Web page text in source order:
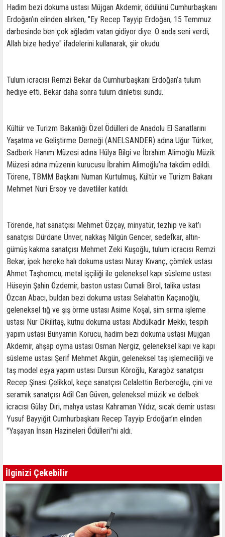
Hadim bezi dokuma ustası Müjgan Akdemir, ödülünü Cumhurbaşkanı
Erdoğan’ın elinden alırken, "Ey Recep Tayyip Erdoğan, 15 Temmuz
darbesinde ben çok ağladım vatan gidiyor diye. O anda seni verdi,
Allah bize hediye" ifadelerini kullanarak, şiir okudu.
Tulum icracısı Remzi Bekar da Cumhurbaşkanı Erdoğan’a tulum
hediye etti. Bekar daha sonra tulum dinletisi sundu.
Kültür ve Turizm Bakanlığı Özel Ödülleri de Anadolu El Sanatlarını
Yaşatma ve Geliştirme Derneği (ANELSANDER) adına Uğur Türker,
Sadberk Hanım Müzesi adına Hülya Bilgi ve İbrahim Alimoğlu Müzik
Müzesi adına müzenin kurucusu İbrahim Alimoğlu’na takdim edildi.
Törene, TBMM Başkanı Numan Kurtulmuş, Kültür ve Turizm Bakanı
Mehmet Nuri Ersoy ve davetliler katıldı.
Törende, hat sanatçısı Mehmet Özçay, minyatür, tezhip ve kat’ı
sanatçısı Dürdane Ünver, nakkaş Nilgün Gencer, sedefkar, altın-
gümüş kakma sanatçısı Mehmet Zeki Kuşoğlu, tulum icracısı Remzi
Bekar, ipek hereke halı dokuma ustası Nuray Kıvanç, çömlek ustası
Ahmet Taşhomcu, metal işçiliği ile geleneksel kapı süsleme ustası
Hüseyin Şahin Özdemir, baston ustası Cumali Birol, talika ustası
Özcan Abacı, buldan bezi dokuma ustası Selahattin Kaçanoğlu,
geleneksel tığ ve şiş örme ustası Asime Koşal, sim sırma işleme
ustası Nur Dikilitaş, kutnu dokuma ustası Abdülkadir Mekki, tespih
yapım ustası Bünyamin Korucu, hadim bezi dokuma ustası Müjgan
Akdemir, ahşap oyma ustası Osman Nergiz, geleneksel kapı ve kapı
süsleme ustası Şerif Mehmet Akgün, geleneksel taş işlemeciliği ve
taş model eşya yapım ustası Dursun Köroğlu, Karagöz sanatçısı
Recep Şinasi Çelikkol, keçe sanatçısı Celalettin Berberoğlu, çini ve
seramik sanatçısı Adil Can Güven, geleneksel müzik ve delbek
icracısı Gülay Diri, mahya ustası Kahraman Yıldız, sıcak demir ustası
Yusuf Bayyiğit Cumhurbaşkanı Recep Tayyip Erdoğan’ın elinden
"Yaşayan İnsan Hazineleri Ödülleri"ni aldı.
İlginizi Çekebilir